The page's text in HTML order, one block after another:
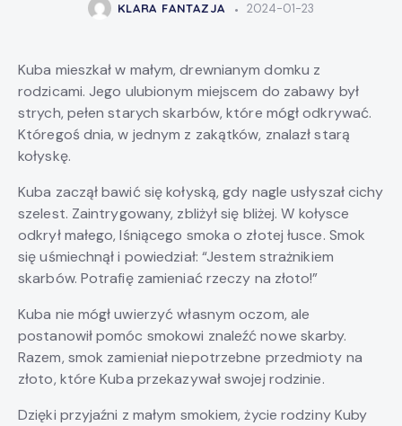
KLARA FANTAZJA 2024-01-23
Kuba mieszkał w małym, drewnianym domku z
rodzicami. Jego ulubionym miejscem do zabawy był
strych, pełen starych skarbów, które mógł odkrywać.
Któregoś dnia, w jednym z zakątków, znalazł starą
kołyskę.
Kuba zaczął bawić się kołyską, gdy nagle usłyszał cichy
szelest. Zaintrygowany, zbliżył się bliżej. W kołysce
odkrył małego, lśniącego smoka o złotej łusce. Smok
się uśmiechnął i powiedział: “Jestem strażnikiem
skarbów. Potrafię zamieniać rzeczy na złoto!”
Kuba nie mógł uwierzyć własnym oczom, ale
postanowił pomóc smokowi znaleźć nowe skarby.
Razem, smok zamieniał niepotrzebne przedmioty na
złoto, które Kuba przekazywał swojej rodzinie.
Dzięki przyjaźni z małym smokiem, życie rodziny Kuby